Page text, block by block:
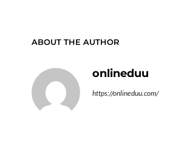
ABOUT THE AUTHOR
onlineduu
https://onlineduu.com/